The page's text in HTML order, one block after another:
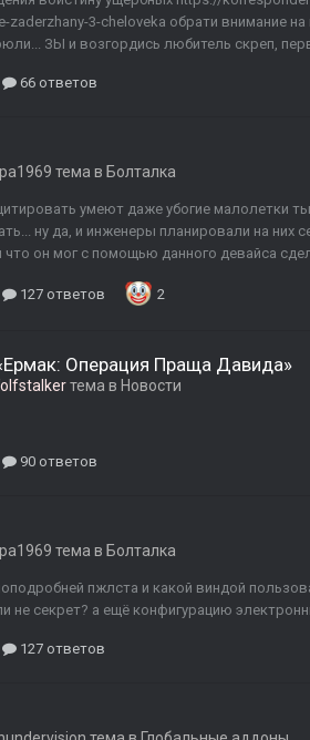
zaderzhany-3-cheloveka обрати внимание
ЗЫ и возгордись любитель скреп,
66 ответов
тема в Болталка
умеют даже убогие малолетки
ну да, и инженеры планировали на них
что он мог с помощью данного девайса
127 ответов 2
Операция Праща Давида»
тема в Новости
90 ответов
тема в Болталка
пжлста и какой виндой
не секрет? а ещё конфигурацию
127 ответов